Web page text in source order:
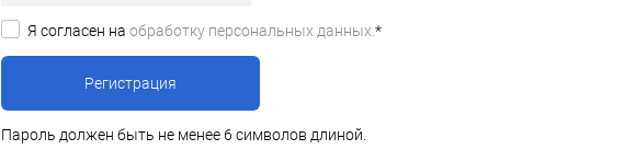
Я согласен на обработку персональных данных.*
Пароль должен быть не менее 6 символов длиной.